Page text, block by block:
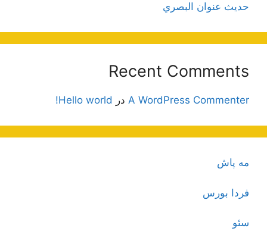
حديث عنوان البصري
Recent Comments
A WordPress Commenter در Hello world!
مه پاش
فردا بورس
سئو